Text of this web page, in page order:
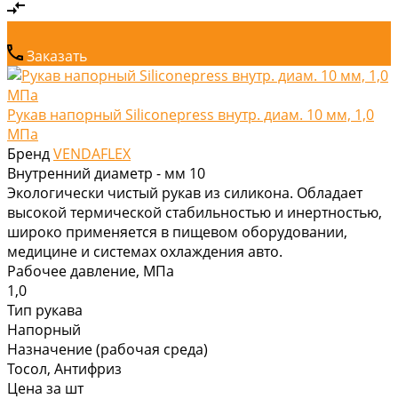
Заказать
Рукав напорный Siliconepress внутр. диам. 10 мм, 1,0
МПа
БрендVENDAFLEX
Внутренний диаметр - мм 10
Экологически чистый рукав из силикона. Обладает
высокой термической стабильностью и инертностью,
широко применяется в пищевом оборудовании,
медицине и системах охлаждения авто.
Рабочее давление, МПа
1,0
Тип рукава
Напорный
Назначение (рабочая среда)
Тосол, Антифриз
Цена за шт